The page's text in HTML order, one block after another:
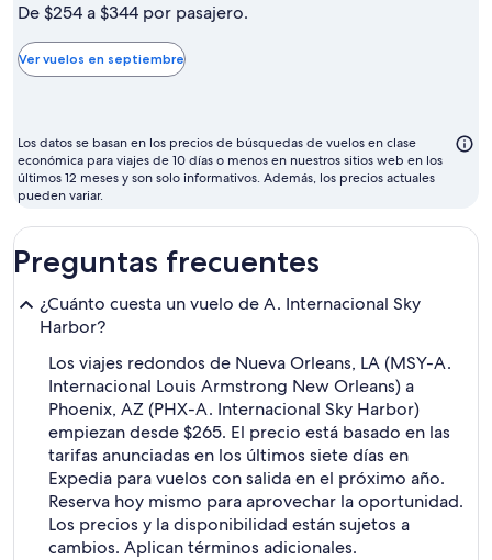
mes
barato
para
suele
ser
septiembre
De $254 a $344 por pasajero.
Ver vuelos en septiembre
Los datos se basan en los precios de búsquedas de vuelos en clase
económica para viajes de 10 días o menos en nuestros sitios web en los
últimos 12 meses y son solo informativos. Además, los precios actuales
pueden variar.
Preguntas frecuentes
¿Cuánto cuesta un vuelo de A. Internacional Sky
Harbor?
Los viajes redondos de Nueva Orleans, LA (MSY-A.
Internacional Louis Armstrong New Orleans) a
Phoenix, AZ (PHX-A. Internacional Sky Harbor)
empiezan desde $265. El precio está basado en las
tarifas anunciadas en los últimos siete días en
Expedia para vuelos con salida en el próximo año.
Reserva hoy mismo para aprovechar la oportunidad.
Los precios y la disponibilidad están sujetos a
cambios. Aplican términos adicionales.